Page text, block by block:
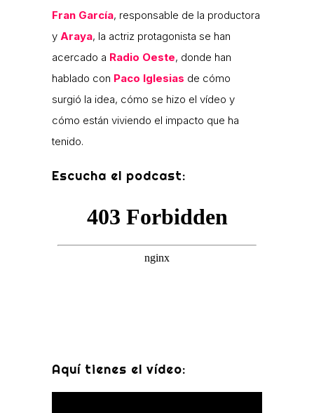
Fran García, responsable de la productora
y Araya, la actriz protagonista se han
acercado a Radio Oeste, donde han
hablado con Paco Iglesias de cómo
surgió la idea, cómo se hizo el vídeo y
cómo están viviendo el impacto que ha
tenido.
Escucha el podcast:
Aquí tienes el vídeo: